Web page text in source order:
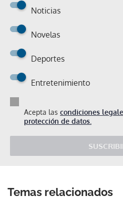
Noticias
Novelas
Deportes
Entretenimiento
Acepta las condiciones
protección de datos.
Temas relacionados